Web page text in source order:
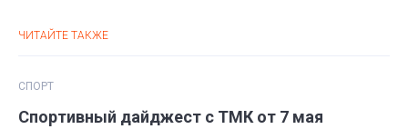
ЧИТАЙТЕ ТАКЖЕ
СПОРТ
Спортивный дайджест с ТМК от 7 мая